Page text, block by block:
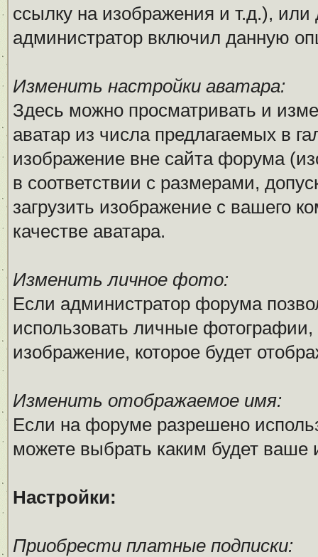
ссылку на изображения и т.д.),
администратор включил данную
Изменить настройки аватара:
Здесь можно просматривать и
аватар из числа предлагаемых в
изображение вне сайта форума
в соответствии с размерами,
загрузить изображение с вашего
качестве аватара.
Изменить личное фото:
Если администратор форума
использовать личные
изображение, которое будет
Изменить отображаемое имя:
Если на форуме разрешено
можете выбрать каким будет
Настройки:
Приобрести платные подписки: